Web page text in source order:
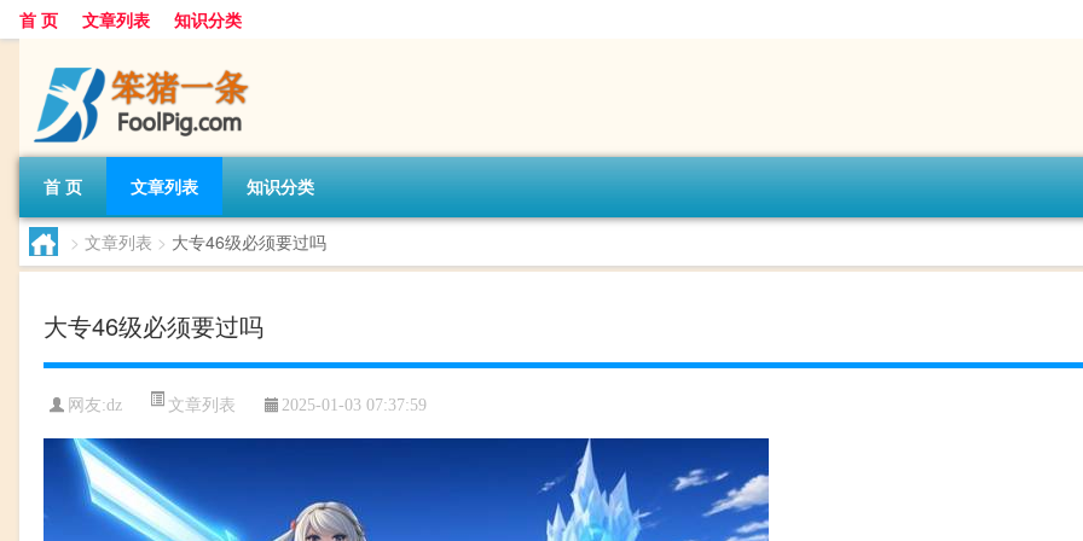
首 页 文章列表 知识分类
首 页 文章列表 知识分类
> 文章列表 > 大专46级必须要过吗
大专46级必须要过吗
网友:dz 文章列表 2025-01-03 07:37:59